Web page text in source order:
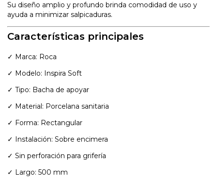
Su diseño amplio y profundo brinda comodidad de uso y
ayuda a minimizar salpicaduras.
Características principales
✓ Marca: Roca
✓ Modelo: Inspira Soft
✓ Tipo: Bacha de apoyar
✓ Material: Porcelana sanitaria
✓ Forma: Rectangular
✓ Instalación: Sobre encimera
✓ Sin perforación para grifería
✓ Largo: 500 mm